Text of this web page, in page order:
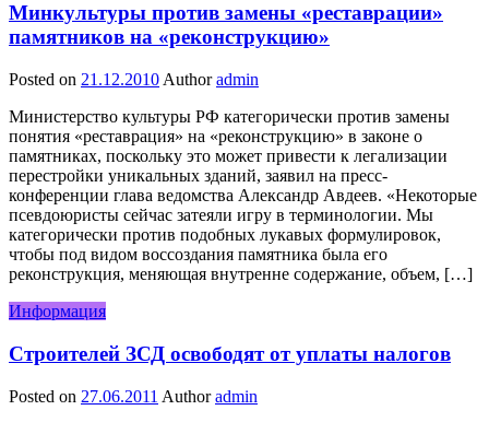
Минкультуры против замены «реставрации»
памятников на «реконструкцию»
Posted on 21.12.2010 Author admin
Министерство культуры РФ категорически против замены
понятия «реставрация» на «реконструкцию» в законе о
памятниках, поскольку это может привести к легализации
перестройки уникальных зданий, заявил на пресс-
конференции глава ведомства Александр Авдеев. «Некоторые
псевдоюристы сейчас затеяли игру в терминологии. Мы
категорически против подобных лукавых формулировок,
чтобы под видом воссоздания памятника была его
реконструкция, меняющая внутренне содержание, объем, […]
Информация
Строителей ЗСД освободят от уплаты налогов
Posted on 27.06.2011 Author admin